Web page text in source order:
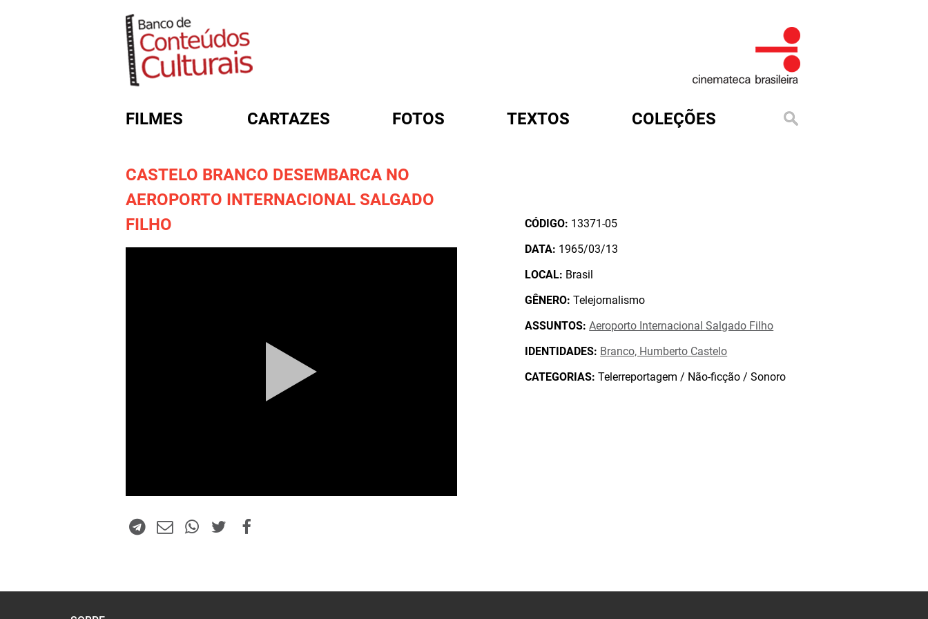
FILMES CARTAZES FOTOS TEXTOS COLEÇÕES
CASTELO BRANCO DESEMBARCA NO
AEROPORTO INTERNACIONAL SALGADO
FILHO
CÓDIGO: 13371-05
DATA: 1965/03/13
LOCAL: Brasil
GÊNERO: Telejornalismo
ASSUNTOS: Aeroporto Internacional Salgado Filho
IDENTIDADES: Branco, Humberto Castelo
CATEGORIAS: Telerreportagem / Não-ficção / Sonoro